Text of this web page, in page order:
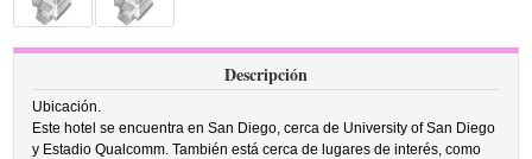
Descripción
Ubicación.
Este hotel se encuentra en San Diego, cerca de University of San Diego
y Estadio Qualcomm. También está cerca de lugares de interés, como